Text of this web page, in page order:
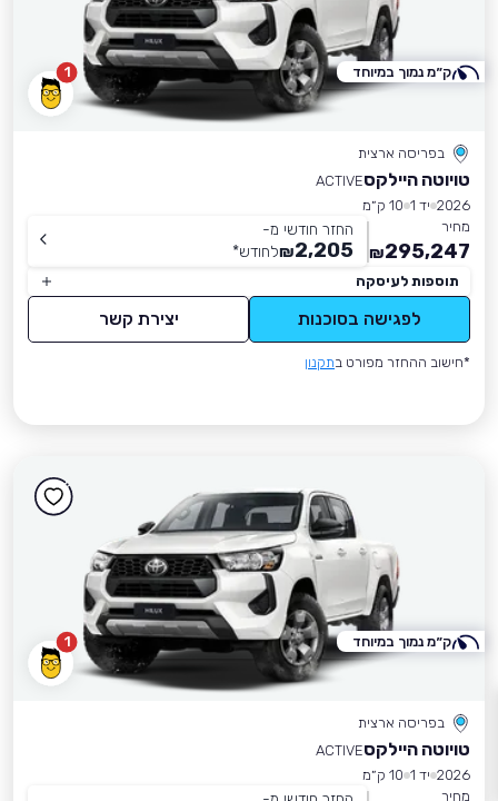
1
בפריסה ארצית
טויוטה היילקסACTIVE
2026 יד 1
10 ק״מ
מחיר
295,247
₪
החזר חודשי מ-
2,205
₪לחודש*
תוספות לעיסקה
לפגישה בסוכנות יצירת קשר
*חישוב ההחזר מפורט בתקנון
ק״מ נמוך במיוחד
1
בפריסה ארצית
טויוטה היילקסACTIVE
2026 יד 1
10 ק״מ
מחיר
ק״מ נמוך במיוחד